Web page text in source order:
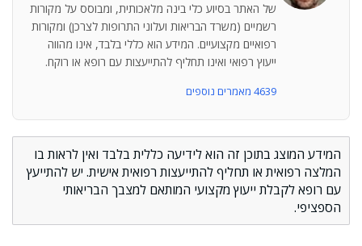
של האתר בסיוע כלי בינה מלאכותית, ומבוסס על מקורות
רשמיים (משרד הבריאות ועלוני התרופות לצרכן) ומקורות
רפואיים מקצועיים. המידע הוא כללי בלבד, אינו מהווה
ייעוץ רפואי ואינו תחליף להתייעצות עם רופא או רוקח.
4639 מאמרים נוספים
המידע המוצג בתוכן זה הוא לידיעה כללית בלבד ואין לראות בו
המלצה רפואית או תחליף להתייעצות רפואית אישית. יש להתייעץ
עם רופא לקבלת ייעוץ מקצועי המותאם למצבך הבריאותי
הספציפי.